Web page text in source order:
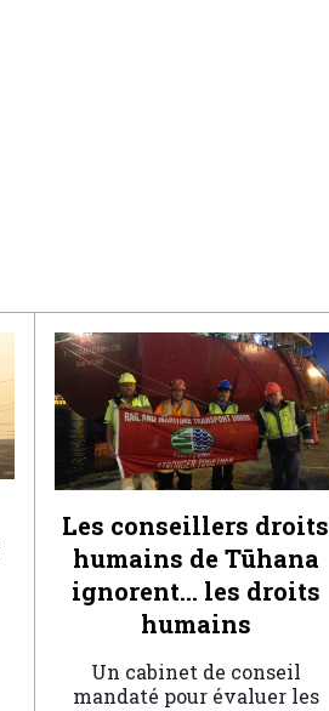
Les conseillers droits
humains de Tūhana
ignorent… les droits
humains
Un cabinet de conseil
mandaté pour évaluer les